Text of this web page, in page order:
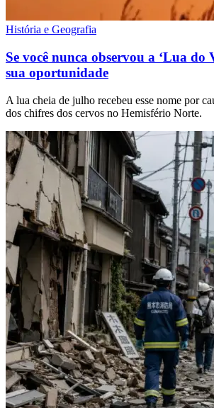
História e Geografia
Se você nunca observou a ‘Lua do
sua oportunidade
A lua cheia de julho recebeu esse nome por
dos chifres dos cervos no Hemisfério Norte.